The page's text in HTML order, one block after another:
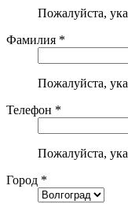
Пожалуйста,
Фамилия *
Пожалуйста,
Телефон *
Пожалуйста,
Город *